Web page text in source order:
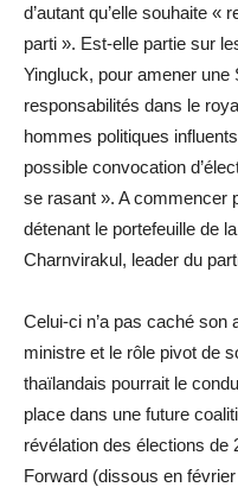
d’autant qu’elle souhaite «
parti ». Est-elle partie sur
Yingluck, pour amener une
responsabilités dans le
hommes politiques
possible convocation
se rasant ». A commencer
détenant le portefeuille de
Charnvirakul, leader du
Celui-ci n’a pas caché son
ministre et le rôle pivot de
thaïlandais pourrait le
place dans une future
révélation des élections de
Forward (dissous en